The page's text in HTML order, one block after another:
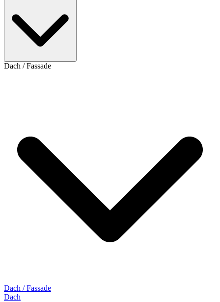
Dach / Fassade
Dach / Fassade
Dach